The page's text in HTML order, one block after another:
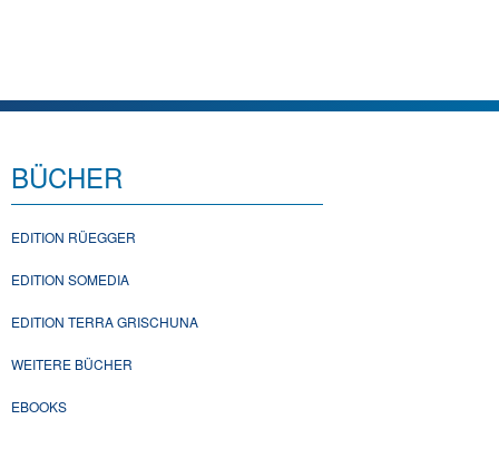
BÜCHER
EDITION RÜEGGER
EDITION SOMEDIA
EDITION TERRA GRISCHUNA
WEITERE BÜCHER
EBOOKS